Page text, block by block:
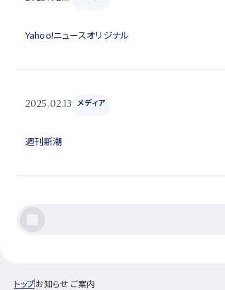
Yahoo!ニュースオリジナル
2025.02.13 メディア
週刊新潮
<
トップお知らせ ご案内